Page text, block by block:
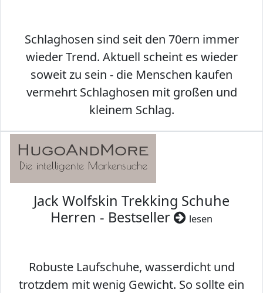
Schlaghosen sind seit den 70ern immer
wieder Trend. Aktuell scheint es wieder
soweit zu sein - die Menschen kaufen
vermehrt Schlaghosen mit großen und
kleinem Schlag.
Jack Wolfskin Trekking Schuhe
Herren - Bestseller
lesen
Robuste Laufschuhe, wasserdicht und
trotzdem mit wenig Gewicht. So sollte ein